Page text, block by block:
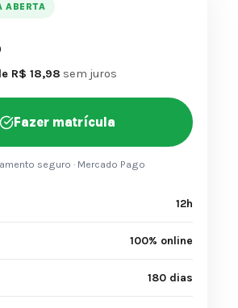
ABERTA
R$ 18,98 sem juros
Fazer matrícula
seguro · Mercado Pago
12h
100% online
180 dias